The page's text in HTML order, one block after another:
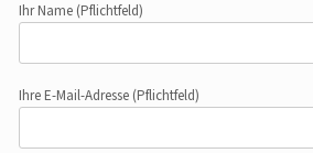
Ihr Name (Pflichtfeld)
Ihre E-Mail-Adresse (Pflichtfeld)